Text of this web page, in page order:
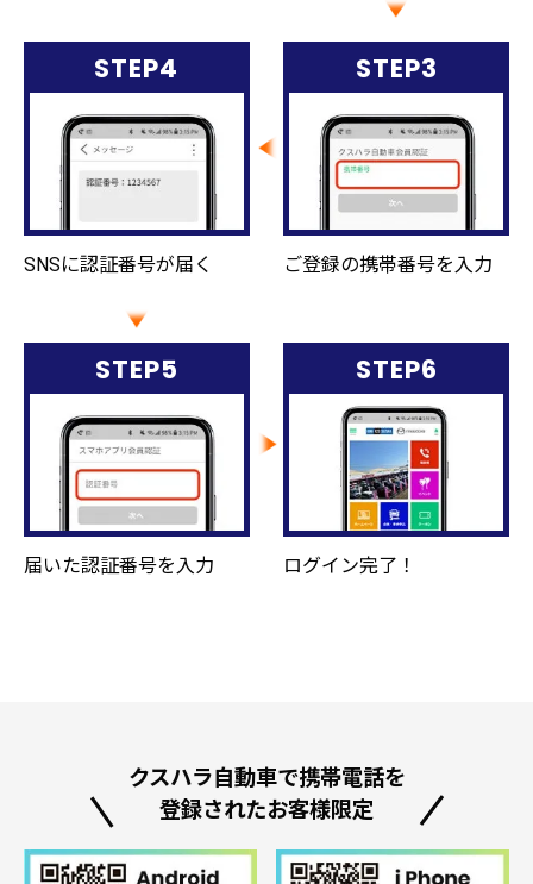
STEP3
ご登録の携帯番号を入力
STEP6
ログイン完了！
STEP5
届いた認証番号を入力
STEP4
SNSに認証番号が届く
クスハラ自動車で携帯電話を
登録されたお客様限定